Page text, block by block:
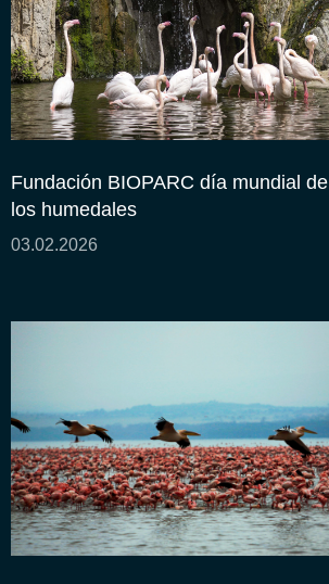
Fundación BIOPARC día mundial de
los humedales
03.02.2026